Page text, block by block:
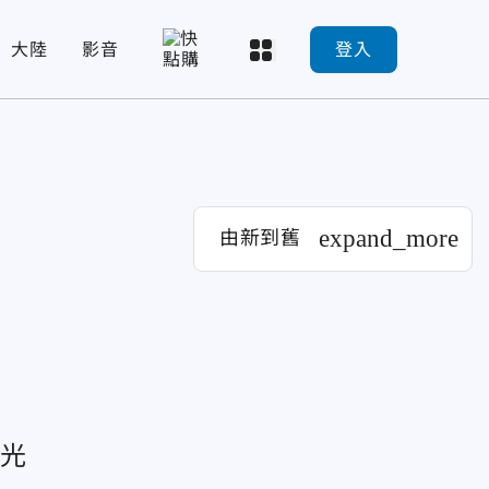
大陸 影音 登入
由新到舊 expand_more